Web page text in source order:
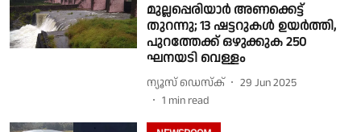
മുല്ലപ്പെരിയാർ അണക്കെട്ട്
തുറന്നു; 13 ഷട്ടറുകൾ ഉയർത്തി,
പുറത്തേക്ക് ഒഴുക്കുക 250
ഘനയടി വെള്ളം
ന്യൂസ് ഡെസ്ക്
29 Jun 2025
1 min read